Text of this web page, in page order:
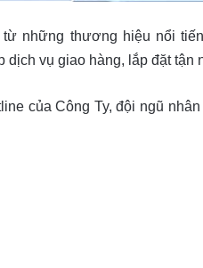
những thương hiệu nổi
vụ giao hàng, lắp đặt tận
của Công Ty, đội ngũ